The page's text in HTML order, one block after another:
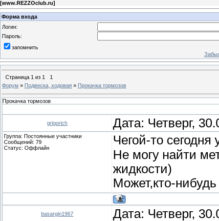
[www.REZZOclub.ru]
Форма входа
Логин:
Пароль:
запомнить
Страница 1 из 1
1
Форум » Подвеска, ходовая » Прокачка тормозов
Прокачка тормозов
grigorich Дата: Четверг,
Группа: Постоянные участники
Сообщений: 79
Статус: Оффлайн
Чегой-то
Не могу найти
жидкости)
Может,кто-
basargin1967 Дата: Четверг,